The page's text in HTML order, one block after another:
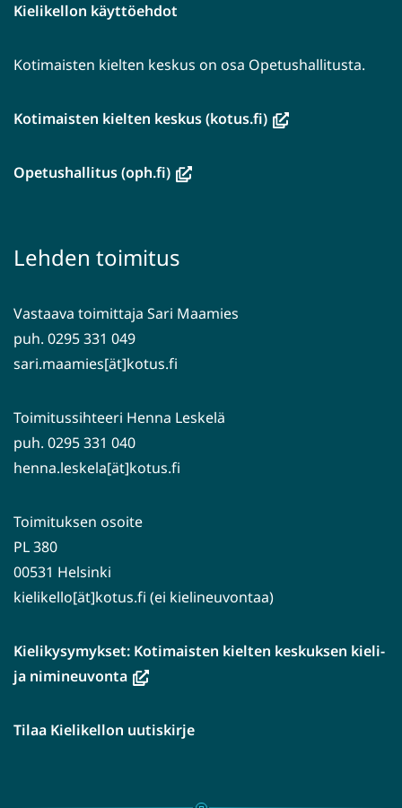
Kielikellon käyttöehdot
Kotimaisten kielten keskus on osa Opetushallitusta.
Kotimaisten kielten keskus (kotus.fi)(avautuu
Opetushallitus (oph.fi)(avautuu
toiseen
Lehden toimitus
Vastaava toimittaja Sari Maamies
puh. 0295 331 049
sari.maamies[ät]kotus.fi
Toimitussihteeri Henna Leskelä
puh. 0295 331 040
henna.leskela[ät]kotus.fi
Toimituksen osoite
PL 380
00531 Helsinki
kielikello[ät]kotus.fi (ei kielineuvontaa)
Kielikysymykset: Kotimaisten kielten keskuksen kieli-
ja nimineuvonta(avautuu
ikkunaan,
palveluun)
Tilaa Kielikellon uutiskirje